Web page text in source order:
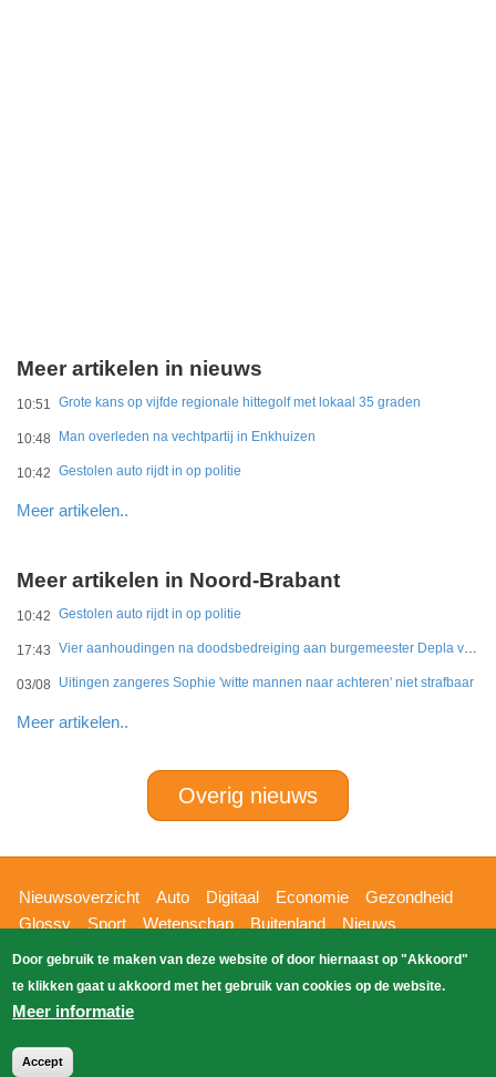
Meer artikelen in nieuws
10:51 Grote kans op vijfde regionale hittegolf met lokaal 35 graden
10:48 Man overleden na vechtpartij in Enkhuizen
10:42 Gestolen auto rijdt in op politie
Meer artikelen..
Meer artikelen in Noord-Brabant
10:42 Gestolen auto rijdt in op politie
17:43 Vier aanhoudingen na doodsbedreiging aan burgemeester Depla van Breda
03/08 Uitingen zangeres Sophie 'witte mannen naar achteren' niet strafbaar
Meer artikelen..
Overig nieuws
Hoofdnavigatie
Nieuwsoverzicht Auto Digitaal Economie
Gezondheid
Glossy
Sport Wetenschap Buitenland
Nieuws
Bizzpress
Blik op 112 Provincies
Weekoverzicht
Zoeken
Copyright Blik Op Nieuws 2026gehost
Door gebruik te maken van deze website of door hiernaast op "Akkoord"
te klikken gaat u akkoord met het gebruik van cookies op de website.
Meer informatie
Accept